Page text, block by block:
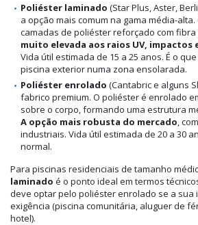
Poliéster laminado (Star Plus, Aster,
a opção mais comum na gama média-
camadas de poliéster reforçado com fibra
muito elevada aos raios UV, impactos
Vida útil estimada de 15 a 25 anos. É o
piscina exterior numa zona ensolarada.
Poliéster enrolado (Cantabric e alguns
fabrico premium. O poliéster é enrolado
sobre o corpo, formando uma estrutura
A opção mais robusta do mercado,
industriais. Vida útil estimada de 20 a 30
normal.
Para piscinas residenciais de tamanho
laminado é o ponto ideal em termos
deve optar pelo poliéster enrolado se a sua
exigência (piscina comunitária, aluguer de
hotel).